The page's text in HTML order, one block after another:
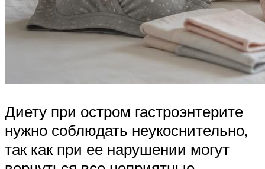
Диету при остром гастроэнтерите
нужно соблюдать неукоснительно,
так как при ее нарушении могут